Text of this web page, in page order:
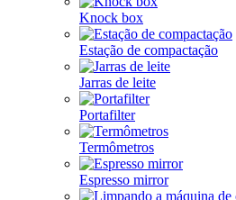
Knock box
Estação de compactação
Jarras de leite
Portafilter
Termômetros
Espresso mirror